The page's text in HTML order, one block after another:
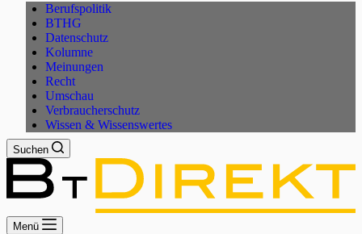
Berufspolitik
BTHG
Datenschutz
Kolumne
Meinungen
Recht
Umschau
Verbraucherschutz
Wissen & Wissenswertes
Suchen
Menü